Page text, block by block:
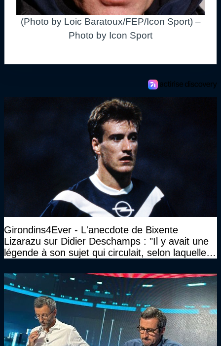
(Photo by Loic Baratoux/FEP/Icon Sport) –
Photo by Icon Sport
Girondins4Ever - L'anecdote de Bixente
Lizarazu sur Didier Deschamps : "Il y avait une
légende à son sujet qui circulait, selon laquelle il